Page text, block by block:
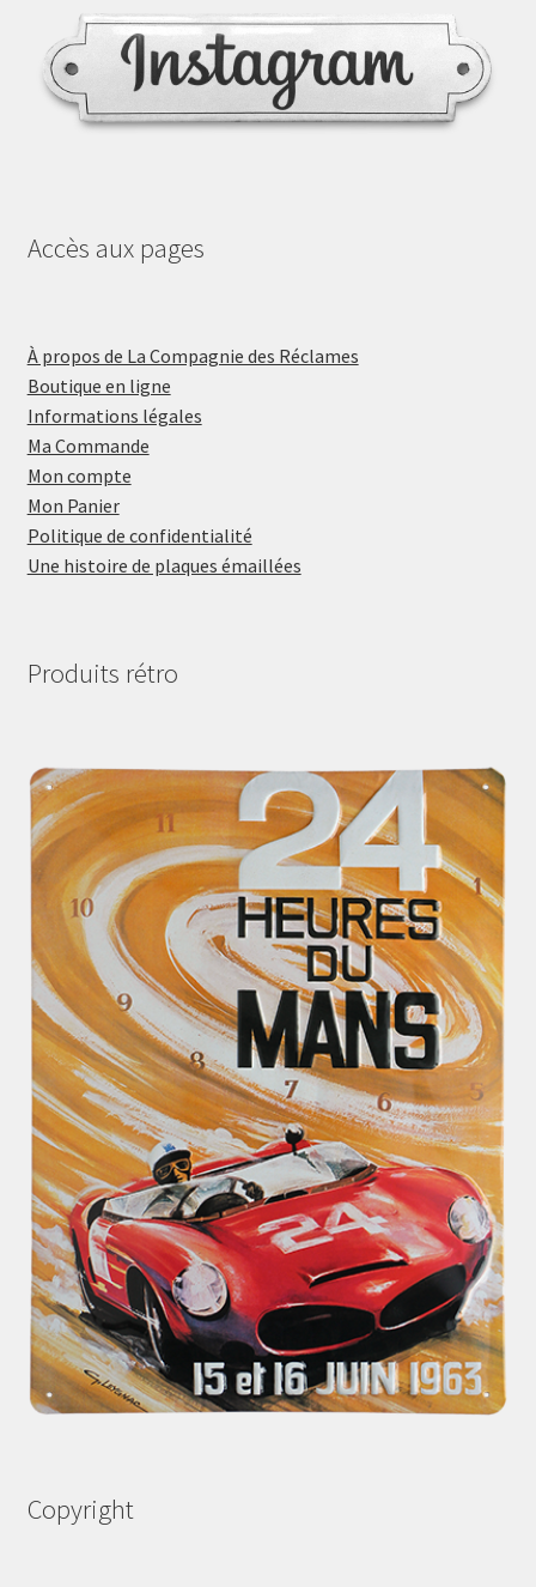
Accès aux pages
À propos de La Compagnie des Réclames
Boutique en ligne
Informations légales
Ma Commande
Mon compte
Mon Panier
Politique de confidentialité
Une histoire de plaques émaillées
Produits rétro
Copyright